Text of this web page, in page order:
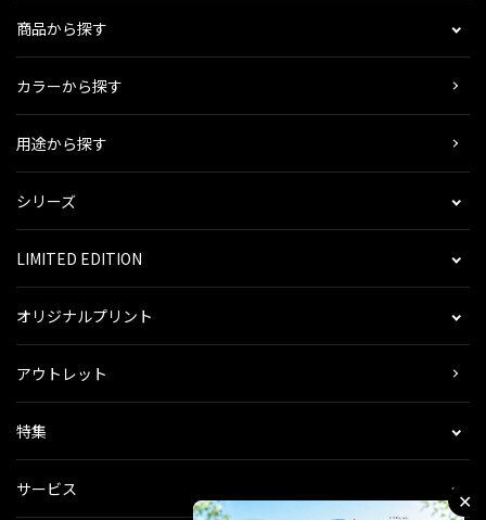
商品から探す
カラーから探す
用途から探す
シリーズ
LIMITED EDITION
オリジナルプリント
アウトレット
特集
サービス ✕